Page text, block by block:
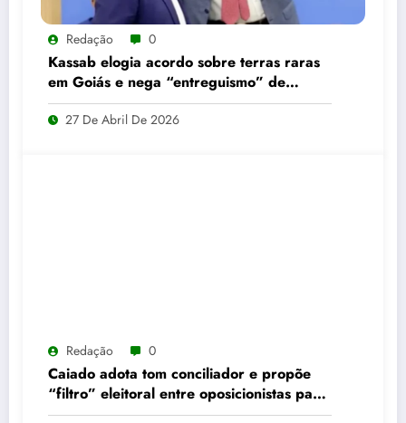
Redação 0
Kassab elogia acordo sobre terras raras
em Goiás e nega “entreguismo” de
Caiado
27 De Abril De 2026
Redação 0
Caiado adota tom conciliador e propõe
“filtro” eleitoral entre oposicionistas para
2026